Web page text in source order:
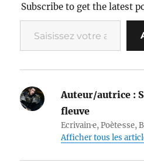
Subscribe to get the latest
Saisissez votre adresse e-mail…
Auteur/autrice :
fleuve
Ecrivain·e, Poète·sse,
Afficher tous les